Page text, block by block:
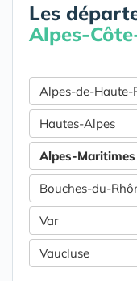
Les
Alpes-
Alpes-de-Haute-
Hautes-Alpes
Alpes-Maritimes
Bouches-du-
Var
Vaucluse